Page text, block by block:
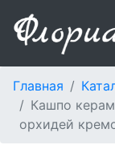
Главная
Кашпо
орхидей